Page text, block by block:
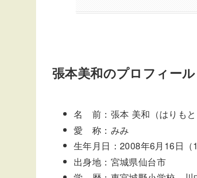
張本美和のプロフィール
名 前：張本 美和（はりもと
愛 称：みみ
生年月日：2008年6月16日（
出身地：宮城県仙台市